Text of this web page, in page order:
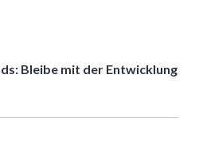
Bleibe mit der Entwicklung